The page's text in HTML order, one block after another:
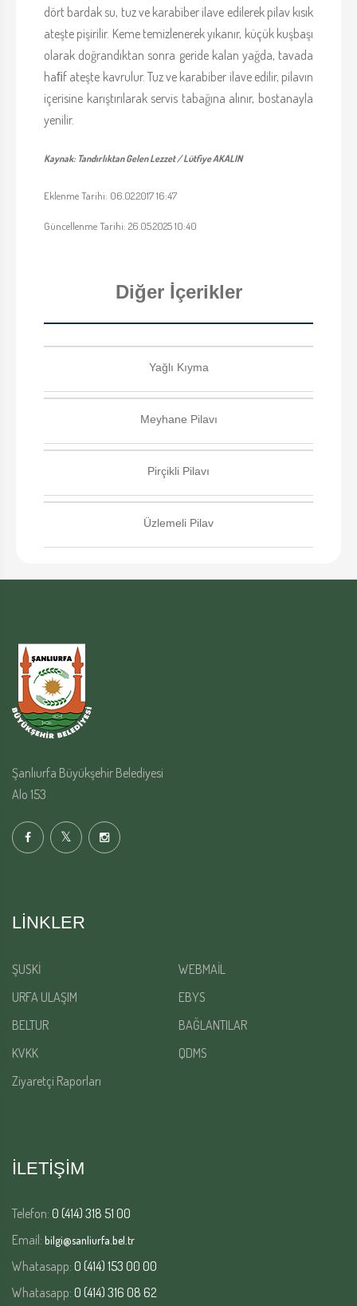
dört bardak su, tuz ve karabiber ilave edilerek pilav kısık
ateşte pişirilir. Keme temizlenerek yıkanır, küçük kuşbaşı
olarak doğrandıktan sonra geride kalan yağda, tavada
haﬁf ateşte kavrulur. Tuz ve karabiber ilave edilir, pilavın
içerisine karıştırılarak servis tabağına alınır, bostanayla
yenilir.
Kaynak: Tandırlıktan Gelen Lezzet / Lütfiye AKALIN
Eklenme Tarihi: 06.02.2017 16:47
Güncellenme Tarihi: 26.05.2025 10:40
Diğer İçerikler
Yağlı Kıyma
Meyhane Pilavı
Pirçikli Pilavı
Üzlemeli Pilav
Şanlıurfa Büyükşehir Belediyesi
Alo 153
LINKLER
ŞUSKİ
WEBMAİL
URFA ULAŞIM
EBYS
BELTUR
BAĞLANTILAR
KVKK
QDMS
Ziyaretçi Raporları
İLETİŞİM
Telefon: 0 (414) 318 51 00
Email: bilgi@sanliurfa.bel.tr
Whatasapp: 0 (414) 153 00 00
Whatasapp: 0 (414) 316 08 62